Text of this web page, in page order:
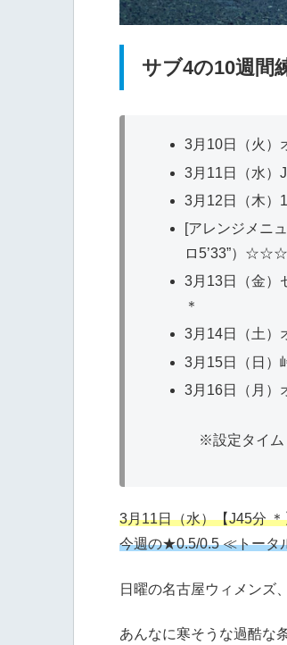
サブ4の10週間
3月10日（火）
3月11日（水）
3月12日（木
[アレンジメニ
ロ5’33”）
3月13日（金）
＊
3月14日（土）
3月15日（日
3月16日（月）
※設定タイム
3月11日（水）【J45分 ＊
今週の★0.5/0.5 ≪トー
日曜の名古屋ウィメンズ
あんなに寒そうな過酷な